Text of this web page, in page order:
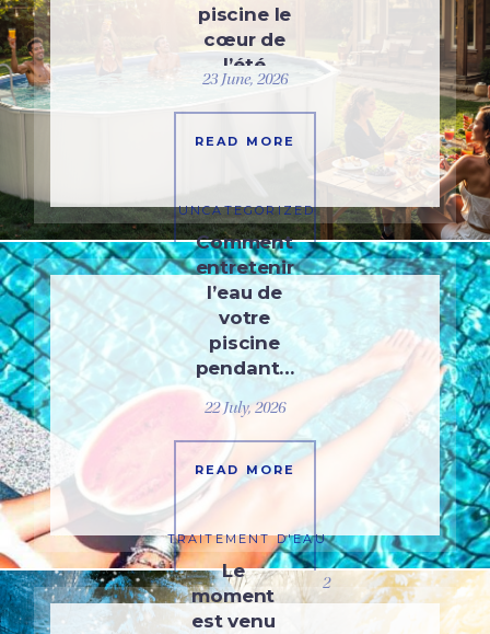
piscine le
cœur de
l’été
23 June, 2026
READ MORE
UNCATEGORIZED
Comment
entretenir
l’eau de
votre
piscine
pendant…
22 July, 2026
READ MORE
TRAITEMENT D'EAU
Le
moment
est venu
2